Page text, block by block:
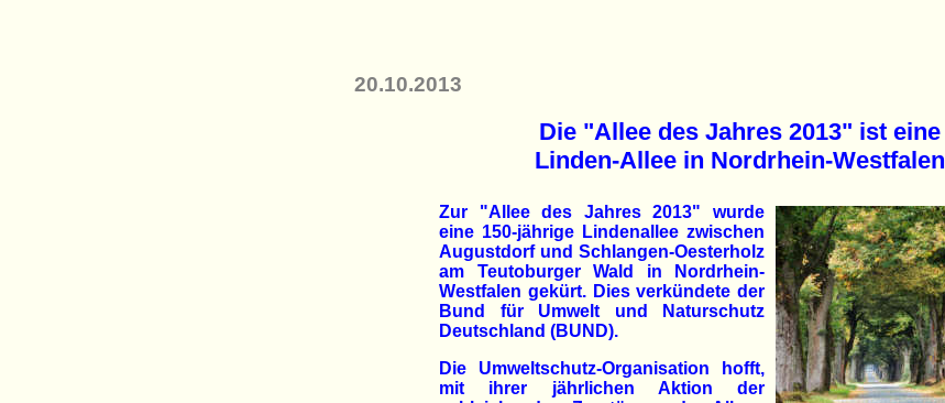
20.10.2013
Die "Allee des Jahres 2013" ist eine
Linden-Allee in Nordrhein-Westfalen
Zur "Allee des Jahres 2013" wurde
eine 150-jährige Lindenallee zwischen
Augustdorf und Schlangen-Oesterholz
am Teutoburger Wald in Nordrhein-
Westfalen gekürt. Dies verkündete der
Bund für Umwelt und Naturschutz
Deutschland (BUND).
Die Umweltschutz-Organisation hofft,
mit ihrer jährlichen Aktion der